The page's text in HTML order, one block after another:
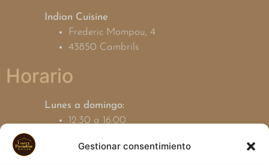
Gestionar consentimiento
Indian Cuisine
Frederic Mompou, 4
43850 Cambrils
Horario
Lunes a domingo:
12:30 a 16:00